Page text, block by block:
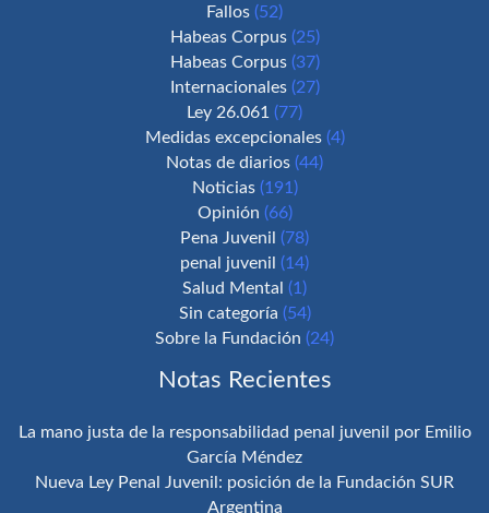
Fallos (52)
Habeas Corpus(25)
Habeas Corpus(37)
Internacionales(27)
Ley 26.061 (77)
Medidas excepcionales(4)
Notas de diarios (44)
Noticias(191)
Opinión (66)
Pena Juvenil (78)
penal juvenil (14)
Salud Mental (1)
Sin categoría (54)
Sobre la Fundación (24)
Notas Recientes
La mano justa de la responsabilidad penal juvenil por Emilio
García Méndez
Nueva Ley Penal Juvenil: posición de la Fundación SUR
Argentina